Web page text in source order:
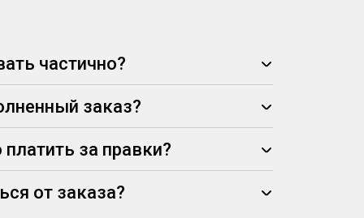
частично?
заказ?
за правки?
от заказа?